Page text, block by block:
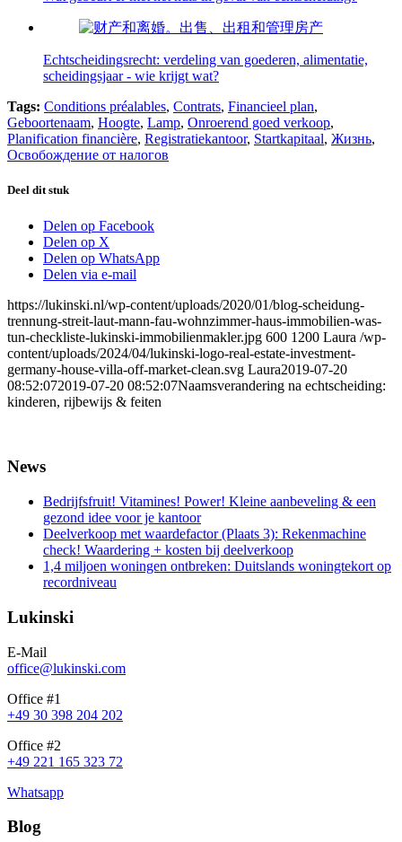
Echtscheidingsrecht: verdeling van goederen, alimentatie,
scheidingsjaar - wie krijgt wat?
Tags: Conditions préalables, Contrats, Financieel plan,
Geboortenaam, Hoogte, Lamp, Onroerend goed verkoop,
Planification financière, Registratiekantoor, Startkapitaal, Жизнь,
Освобождение от налогов
Deel dit stuk
Delen op Facebook
Delen op X
Delen op WhatsApp
Delen via e-mail
https://lukinski.nl/wp-content/uploads/2020/01/blog-scheidung-
trennung-streit-laut-mann-fau-wohnzimmer-haus-immobilien-was-
tun-checkliste-lukinski-immobilienmakler.jpg 600 1200 Laura /wp-
content/uploads/2024/04/lukinski-logo-real-estate-investment-
germany-house-villa-off-market-clean.svg Laura2019-07-20
08:52:072019-07-20 08:52:07Naamsverandering na echtscheiding:
kinderen, rijbewijs & feiten
News
Bedrijfsfruit! Vitamines! Power! Kleine aanbeveling & een
gezond idee voor je kantoor
Deelverkoop met waardefactor (Plaats 3): Rekenmachine
check! Waardering + kosten bij deelverkoop
1,4 miljoen woningen ontbreken: Duitslands woningtekort op
recordniveau
Lukinski
E-Mail
office@lukinski.com
Office #1
+49 30 398 204 202
Office #2
+49 221 165 323 72
Whatsapp
Blog